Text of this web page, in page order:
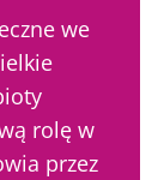
we
rolę w
przez
Institute.